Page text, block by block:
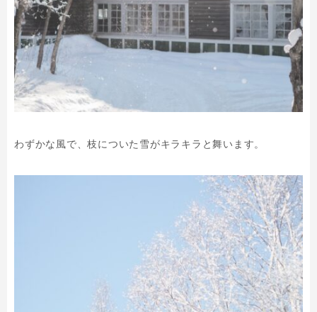
わずかな風で、枝についた雪がキラキラと舞います。